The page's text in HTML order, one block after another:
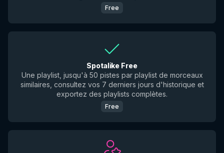
Free
Spotalike Free
Une playlist, jusqu'à 50 pistes par playlist de morceaux
similaires, consultez vos 7 derniers jours d'historique et
exportez des playlists complètes.
Free